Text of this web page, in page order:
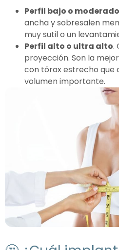
Perfil bajo o moderado
ancha y sobresalen
muy sutil o un
Perfil alto o ultra alto.
proyección. Son la
con tórax estrecho que
volumen importante.